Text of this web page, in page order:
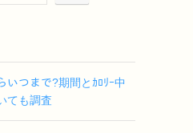
いつまで?期間とｶﾛﾘｰ中
ても調査